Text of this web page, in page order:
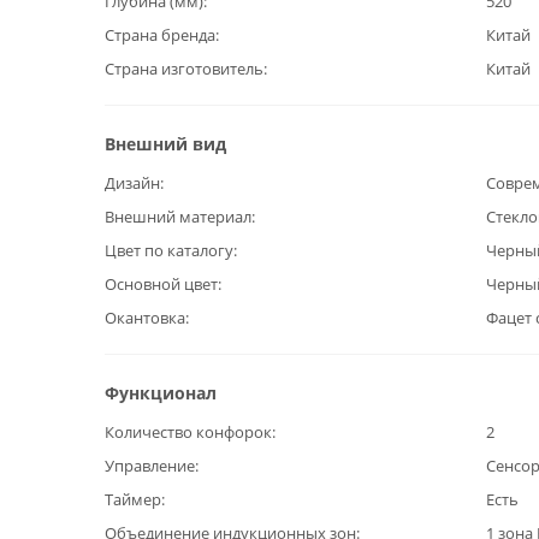
Страна бренда
Китай
Страна изготовитель
Китай
Внешний вид
Дизайн
Внешний материал
Цвет по каталогу
Основной цвет
Окантовка
Фацет
Функционал
Количество конфорок
2
Управление
Таймер
Есть
Объединение индукционных зон
1 зона